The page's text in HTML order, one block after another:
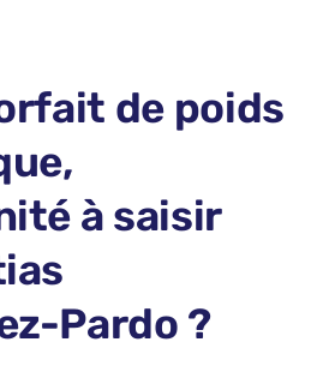
de poids
à saisir
Pardo ?